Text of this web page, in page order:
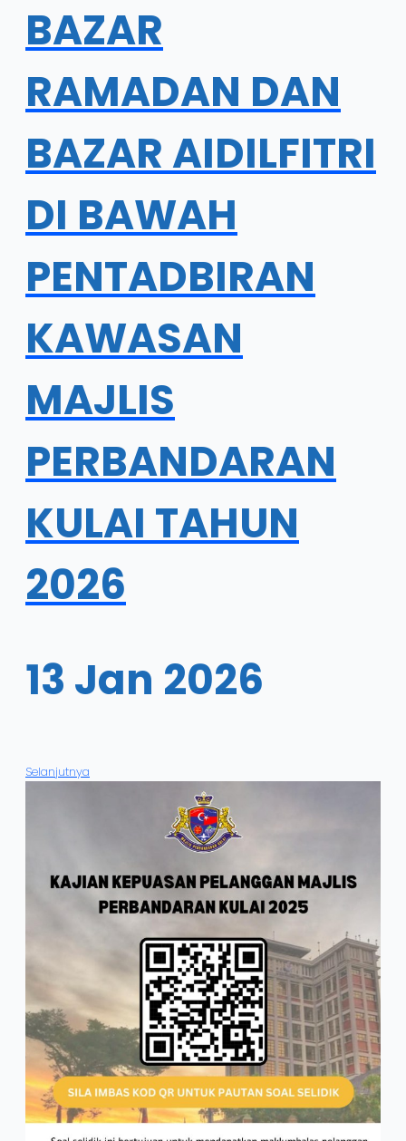
BAZAR
RAMADAN DAN
BAZAR AIDILFITRI
DI BAWAH
PENTADBIRAN
KAWASAN
MAJLIS
PERBANDARAN
KULAI TAHUN
2026
13 Jan 2026
Selanjutnya